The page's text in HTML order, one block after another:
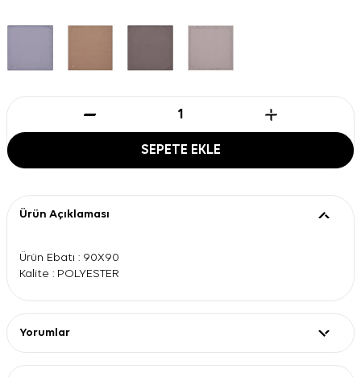
SEPETE EKLE
Ürün Açıklaması
Ürün Ebatı : 90X90
Kalite : POLYESTER
Yorumlar